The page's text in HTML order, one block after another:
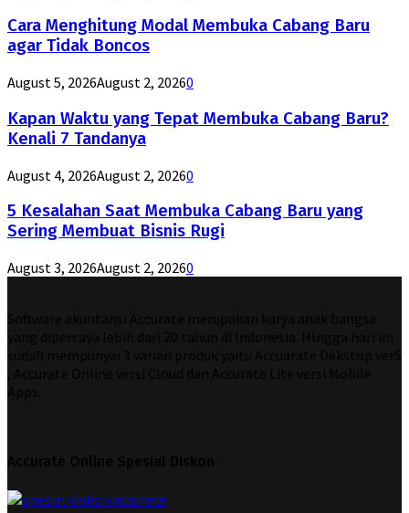
Cara Menghitung Modal Membuka Cabang Baru
agar Tidak Boncos
August 5, 2026August 2, 20260
Kapan Waktu yang Tepat Membuka Cabang Baru?
Kenali 7 Tandanya
August 4, 2026August 2, 20260
5 Kesalahan Saat Membuka Cabang Baru yang
Sering Membuat Bisnis Rugi
August 3, 2026August 2, 20260